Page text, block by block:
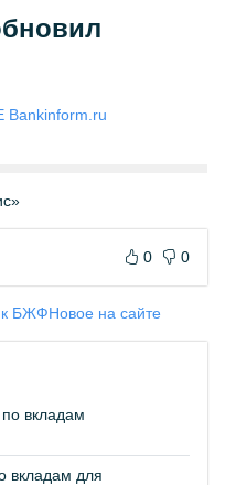
0 0
БЖФНовое на сайте
вкладам
вкладам для